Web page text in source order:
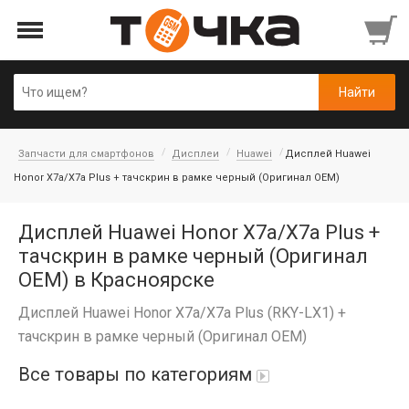
Запчасти для смартфонов Дисплеи Huawei
Дисплей Huawei
Honor X7a/X7a Plus + тачскрин в рамке черный (Оригинал OEM)
Дисплей Huawei Honor X7a/X7a Plus +
тачскрин в рамке черный (Оригинал
OEM) в Красноярске
Дисплей Huawei Honor X7a/X7a Plus (RKY-LX1) +
тачскрин в рамке черный (Оригинал OEM)
Все товары по категориям